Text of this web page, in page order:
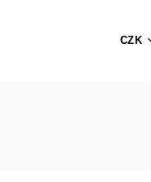
CZK
Posilovna a fitness